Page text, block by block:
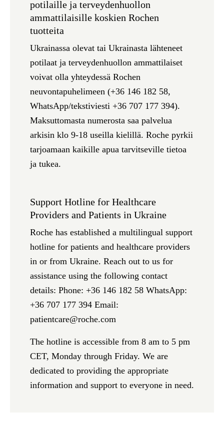
potilaille ja terveydenhuollon
ammattilaisille koskien Rochen
tuotteita
Ukrainassa olevat tai Ukrainasta lähteneet
potilaat ja terveydenhuollon ammattilaiset
voivat olla yhteydessä Rochen
neuvontapuhelimeen (+36 146 182 58,
WhatsApp/tekstiviesti +36 707 177 394).
Maksuttomasta numerosta saa palvelua
arkisin klo 9-18 useilla kielillä. Roche pyrkii
tarjoamaan kaikille apua tarvitseville tietoa
ja tukea.
Support Hotline for Healthcare
Providers and Patients in Ukraine
Roche has established a multilingual support
hotline for patients and healthcare providers
in or from Ukraine. Reach out to us for
assistance using the following contact
details: Phone: +36 146 182 58 WhatsApp:
+36 707 177 394 Email:
patientcare@roche.com
The hotline is accessible from 8 am to 5 pm
CET, Monday through Friday. We are
dedicated to providing the appropriate
information and support to everyone in need.